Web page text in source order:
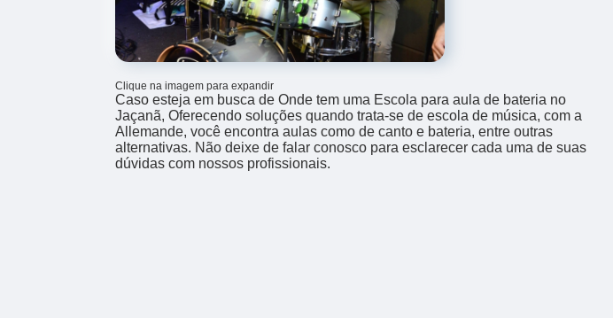
Clique na imagem para expandir
Caso esteja em busca de Onde tem uma Escola para aula de bateria no
Jaçanã, Oferecendo soluções quando trata-se de escola de música, com a
Allemande, você encontra aulas como de canto e bateria, entre outras
alternativas. Não deixe de falar conosco para esclarecer cada uma de suas
dúvidas com nossos profissionais.